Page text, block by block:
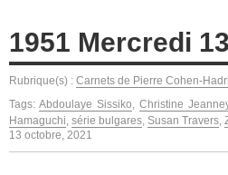
1951 Mercredi
Rubrique(s) : Carnets de Pierre Cohen-
Tags:Abdoulaye Sissiko ,Christine
Hamaguchi série bulgares Susan Travers
13 octobre, 2021